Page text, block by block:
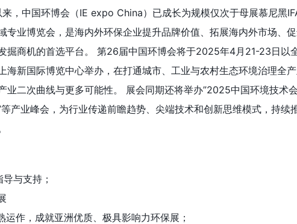
，中国环博会（IE expo China）已成长为规模仅次于母展慕尼黑
专业博览会，是海内外环保企业提升品牌价值、拓展海内外市场、
掘商机的首选平台。 第26届中国环博会将于2025年4月21-23日以
海新国际博览中心举办，在打通城市、工业与农村生态环境治理全
业二次曲线与更多可能性。 展会同期还将举办”2025中国环境技术
产业峰会，为行业传递前瞻趋势、尖端技术和创新思维模式，持续
与支持；
作，成就亚洲优质、极具影响力环保展；